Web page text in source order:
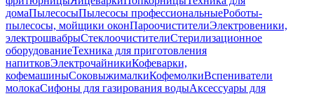
домаПылесосыПылесосы профессиональныеРоботы-
пылесосы, мойщики оконПароочистителиЭлектровеники,
электрошвабрыСтеклоочистителиСтерилизационное
оборудованиеТехника для приготовления
напитковЭлектрочайникиКофеварки,
кофемашиныСоковыжималкиКофемолкиВспениватели
молокаСифоны для газирования водыАксессуары для